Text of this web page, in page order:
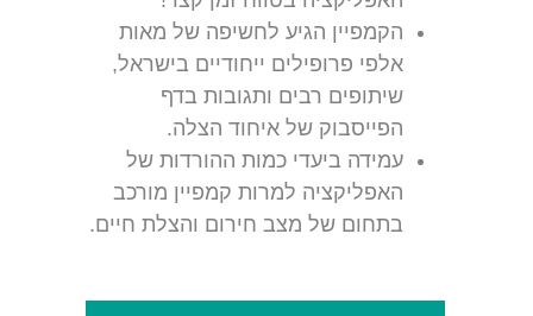
הקמפיין הגיע לחשיפה של מאות
אלפי פרופילים ייחודיים בישראל,
שיתופים רבים ותגובות בדף
הפייסבוק של איחוד הצלה.
עמידה ביעדי כמות ההורדות של
האפליקציה למרות קמפיין מורכב
בתחום של מצב חירום והצלת חיים.